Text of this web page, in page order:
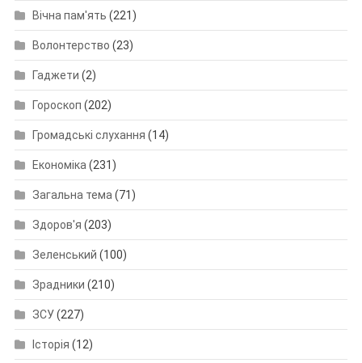
Вічна пам'ять (221)
Волонтерство (23)
Гаджети (2)
Гороскоп (202)
Громадські слухання (14)
Економіка (231)
Загальна тема (71)
Здоров'я (203)
Зеленський (100)
Зрадники (210)
ЗСУ(227)
Історія (12)